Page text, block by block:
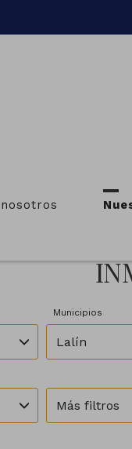
Municipios
Lalín
Más filtros